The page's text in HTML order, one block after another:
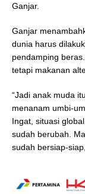
Ganjar.
Ganjar
dunia harus
pendamping
tetapi makanan
“Jadi anak muda
menanam umbi-
Ingat, situasi
sudah berubah.
sudah bersiap-